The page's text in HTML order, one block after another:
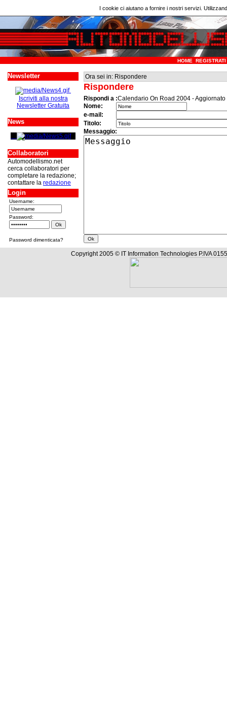
I cookie ci aiutano a fornire i nostri servizi.
HOME REGISTRATI
Newsletter
Iscriviti alla nostra
Newsletter Gratuita
News
Collaboratori
Automodellismo.net
cerca collaboratori per
completare la redazione;
contattare la redazione
Login
Username:
Password:
Password dimenticata?
Ora sei in: Rispondere
Rispondere
Rispondi a :Calendario On Road 2004 -
Nome:
e-mail:
Titolo:
Messaggio:
Copyright 2005 © IT Information Technologies P.IVA